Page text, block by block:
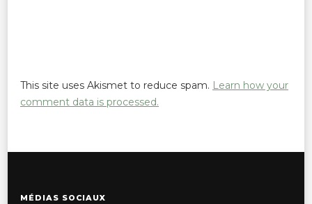
This site uses Akismet to reduce spam. Learn how your
comment data is processed.
MÉDIAS SOCIAUX